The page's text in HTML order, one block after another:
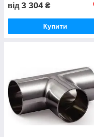
від 3 304 ₴
Купити